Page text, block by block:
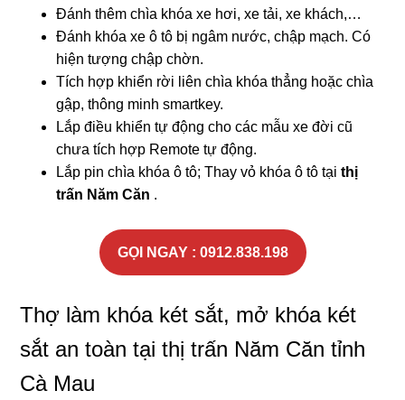
Đánh thêm chìa khóa xe hơi, xe tải, xe khách,…
Đánh khóa xe ô tô bị ngâm nước, chập mạch. Có
hiện tượng chập chờn.
Tích hợp khiển rời liên chìa khóa thẳng hoặc chìa
gập, thông minh smartkey.
Lắp điều khiển tự động cho các mẫu xe đời cũ
chưa tích hợp Remote tự động.
Lắp pin chìa khóa ô tô; Thay vỏ khóa ô tô tạithị
trấn Năm Căn .
GỌI NGAY : 0912.838.198
Thợ làm khóa két sắt, mở khóa két
sắt an toàn tại thị trấn Năm Căn tỉnh
Cà Mau